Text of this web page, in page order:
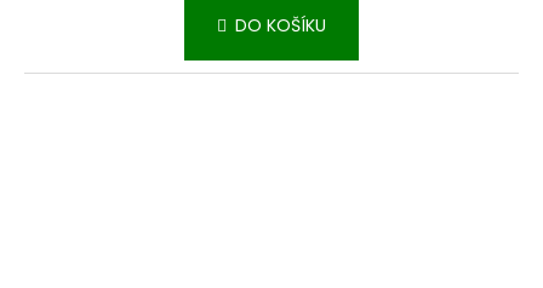
DO KOŠÍKU